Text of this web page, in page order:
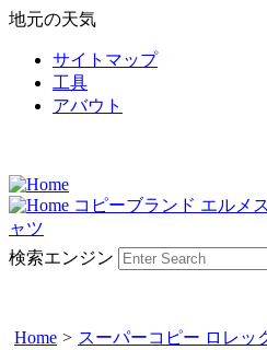
地元の天気
サイトマップ
工具
アバウト
コピーブランド エルメ
ャツ
検索エンジン
Home > スーパーコピー ロレッ